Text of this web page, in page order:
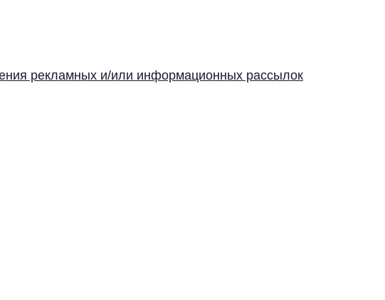
рекламных и/или информационных рассылок